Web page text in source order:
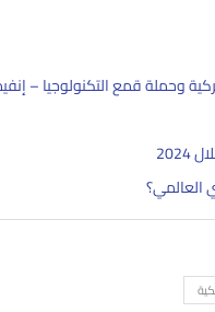
وحملة قمع التكنولوجيا –
العالمي؟